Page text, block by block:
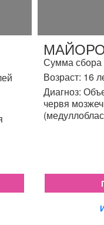
Сумма сбора
Возраст: 16
Диагноз:
червя